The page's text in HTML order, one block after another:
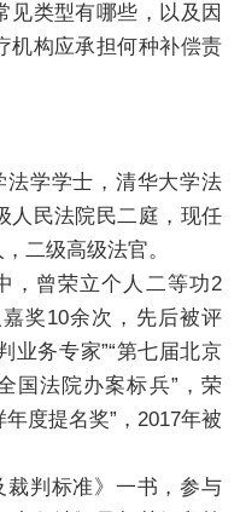
+
+
+
见类型有哪些，以及因
机构应承担何种补偿责
学学士，清华大学法
人民法院民二庭，现任
二级高级法官。
，曾荣立个人二等功2
奖10余次，先后被评
业务专家”“第七届北京
国法院办案标兵”，荣
度提名奖”，2017年被
判标准》一书，参与